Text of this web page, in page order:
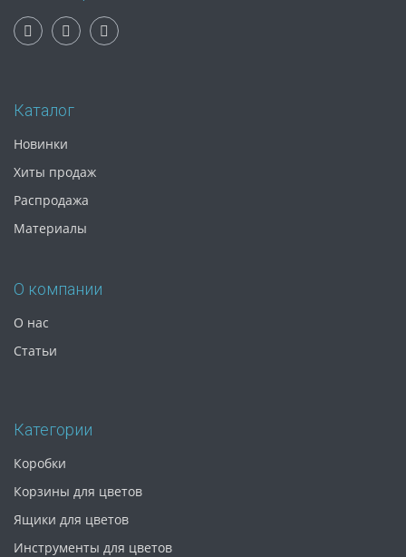
Каталог
Новинки
Хиты продаж
Распродажа
Материалы
О компании
О нас
Статьи
Категории
Коробки
Корзины для цветов
Ящики для цветов
Инструменты для цветов